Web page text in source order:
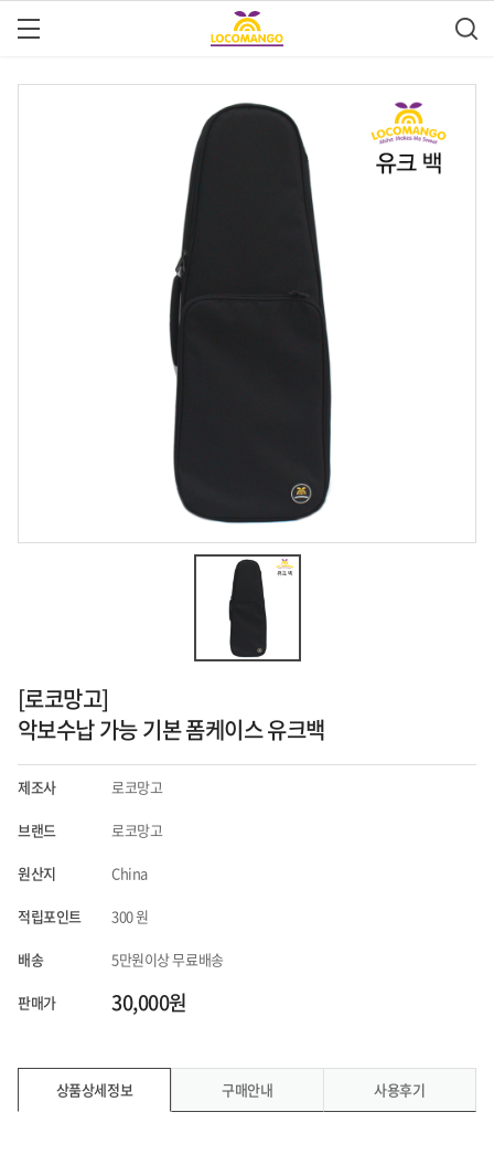
[로코망고]
악보수납 가능 기본 폼케이스 유크백
제조사 로코망고
브랜드 로코망고
원산지 China
적립포인트 300원
배송 5만원이상 무료배송
판매가 30,000원
상품상세정보 구매안내 사용후기